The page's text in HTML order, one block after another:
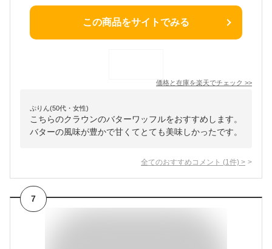
この商品をサイトでみる
価格と在庫を楽天でチェック >>
ぷりん(50代・女性)
こちらのクラウンのバターワッフルをおすすめします。
バターの風味が豊かで甘くてとても美味しかったです。
全てのおすすめコメント (1 件) >
7